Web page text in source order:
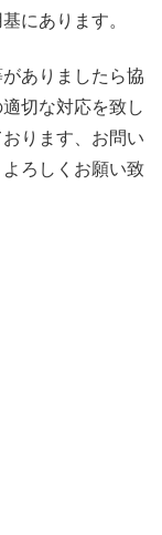
にあります。
ありましたら協
切な対応を致し
ります、お問い
ろしくお願い致